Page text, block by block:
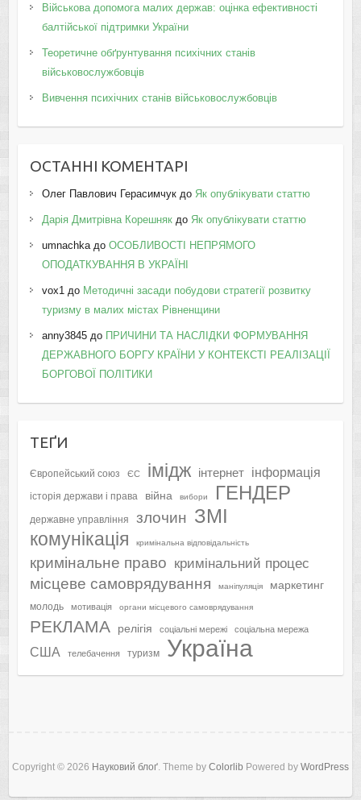
Військова допомога малих держав: оцінка ефективності
балтійської підтримки України
Теоретичне обґрунтування психічних станів
військовослужбовців
Вивчення психічних станів військовослужбовців
ОСТАННІ КОМЕНТАРІ
Олег Павлович Герасимчукдо Як опублікувати статтю
Дарія Дмитрівна Корешнякдо Як опублікувати статтю
umnachkaдо ОСОБЛИВОСТІ НЕПРЯМОГО
ОПОДАТКУВАННЯ В УКРАЇНІ
vox1 до Методичні засади побудови стратегії розвитку
туризму в малих містах Рівненщини
anny3845до ПРИЧИНИ ТА НАСЛІДКИ ФОРМУВАННЯ
ДЕРЖАВНОГО БОРГУ КРАЇНИ У КОНТЕКСТІ РЕАЛІЗАЦІЇ
БОРГОВОЇ ПОЛІТИКИ
ТЕҐИ
Європейський союз ЄС імідж інтернет інформація
історія держави і права війна вибори ГЕНДЕР
державне управління злочин ЗМІ
комунікація кримінальна відповідальність
кримінальне право кримінальний процес
місцеве самоврядування маніпуляція маркетинг
молодь мотивація органи місцевого самоврядування
РЕКЛАМА релігія соціальні мережі соціальна мережа
США телебачення туризм Україна
Copyright © 2026 Науковий блоґ . Theme by Colorlib Powered by WordPress